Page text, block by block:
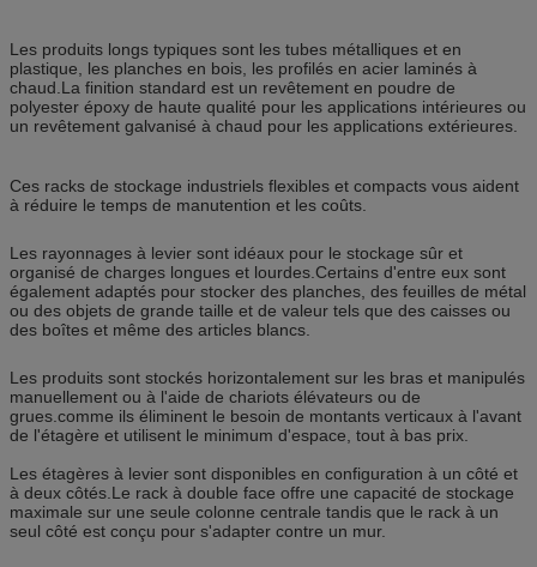
Les produits longs typiques sont les tubes métalliques et en
plastique, les planches en bois, les profilés en acier laminés à
chaud.La finition standard est un revêtement en poudre de
polyester époxy de haute qualité pour les applications intérieures ou
un revêtement galvanisé à chaud pour les applications extérieures.
Ces racks de stockage industriels flexibles et compacts vous aident
à réduire le temps de manutention et les coûts.
Les rayonnages à levier sont idéaux pour le stockage sûr et
organisé de charges longues et lourdes.Certains d'entre eux sont
également adaptés pour stocker des planches, des feuilles de métal
ou des objets de grande taille et de valeur tels que des caisses ou
des boîtes et même des articles blancs.
Les produits sont stockés horizontalement sur les bras et manipulés
manuellement ou à l'aide de chariots élévateurs ou de
grues.comme ils éliminent le besoin de montants verticaux à l'avant
de l'étagère et utilisent le minimum d'espace, tout à bas prix.
Les étagères à levier sont disponibles en configuration à un côté et
à deux côtés.Le rack à double face offre une capacité de stockage
maximale sur une seule colonne centrale tandis que le rack à un
seul côté est conçu pour s'adapter contre un mur.